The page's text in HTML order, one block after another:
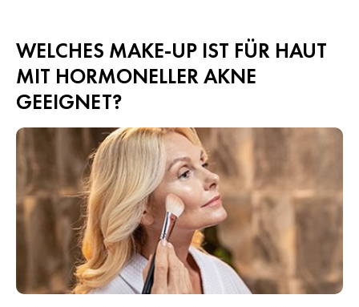
WELCHES MAKE-UP IST FÜR HAUT
MIT HORMONELLER AKNE
GEEIGNET?